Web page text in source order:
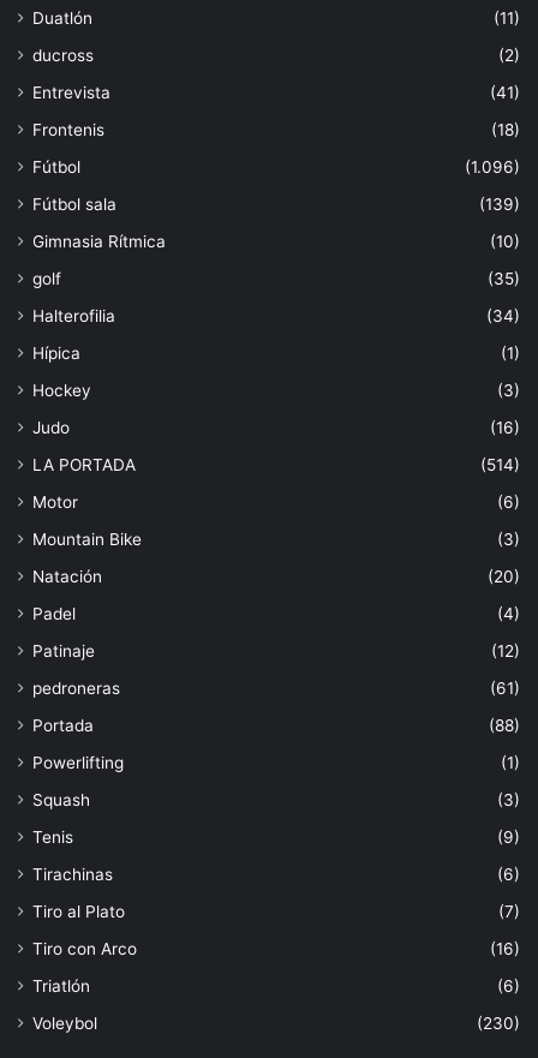
Duatlón
(11)
ducross
(2)
Entrevista
(41)
Frontenis
(18)
Fútbol
(1.096)
Fútbol sala
(139)
Gimnasia Rítmica
(10)
golf
(35)
Halterofilia
(34)
Hípica
(1)
Hockey
(3)
Judo
(16)
LA PORTADA
(514)
Motor
(6)
Mountain Bike
(3)
Natación
(20)
Padel
(4)
Patinaje
(12)
pedroneras
(61)
Portada
(88)
Powerlifting
(1)
Squash
(3)
Tenis
(9)
Tirachinas
(6)
Tiro al Plato
(7)
Tiro con Arco
(16)
Triatlón
(6)
Voleybol
(230)